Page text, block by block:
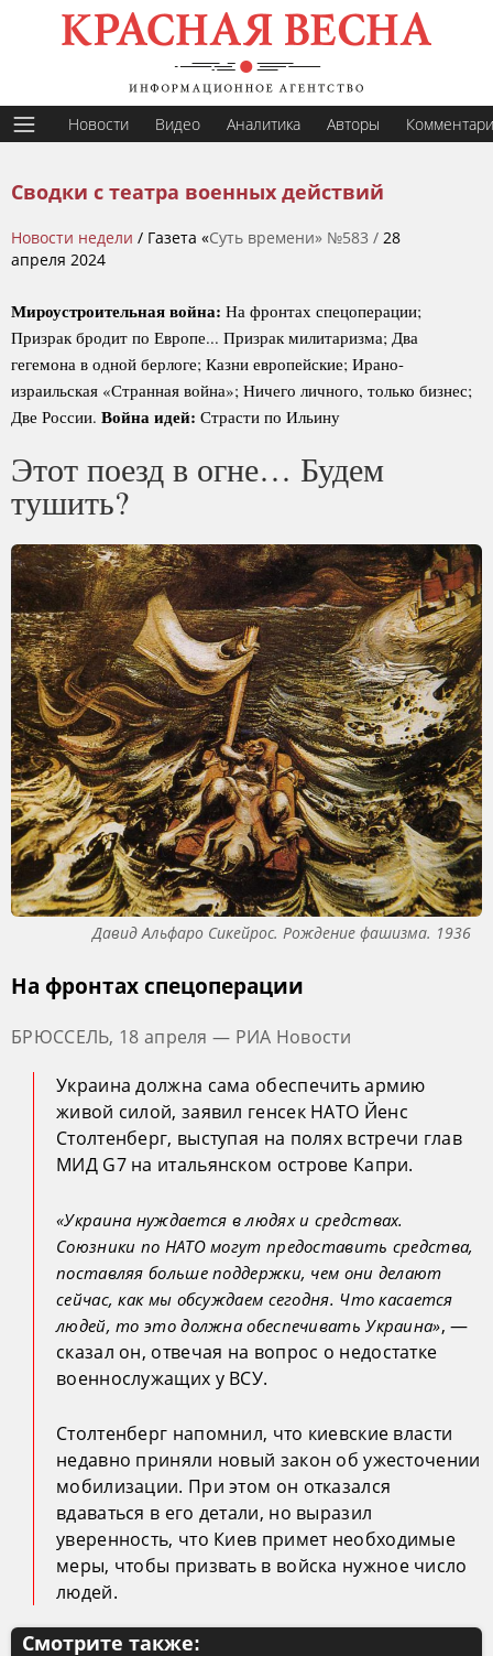
Новости Видео Аналитика Авторы
Сводки с театра военных действий
Новости недели / Газета «Суть времени» №583 / 28
апреля 2024
Мироустроительная война: На фронтах спецоперации;
Призрак бродит по Европе... Призрак милитаризма; Два
гегемона в одной берлоге; Казни европейские; Ирано-
израильская «Странная война»; Ничего личного, только бизнес;
Две России. Война идей: Страсти по Ильину
Этот поезд в огне… Будем
тушить?
Давид Альфаро Сикейрос. Рождение фашизма. 1936
На фронтах спецоперации
БРЮССЕЛЬ, 18 апреля — РИА Новости
Украина должна сама обеспечить армию
живой силой, заявил генсек НАТО Йенс
Столтенберг, выступая на полях встречи глав
МИД G7 на итальянском острове Капри.
«Украина нуждается в людях и средствах.
Союзники по НАТО могут предоставить средства,
поставляя больше поддержки, чем они делают
сейчас, как мы обсуждаем сегодня. Что касается
людей, то это должна обеспечивать Украина», —
сказал он, отвечая на вопрос о недостатке
военнослужащих у ВСУ.
Столтенберг напомнил, что киевские власти
недавно приняли новый закон об ужесточении
мобилизации. При этом он отказался
вдаваться в его детали, но выразил
уверенность, что Киев примет необходимые
меры, чтобы призвать в войска нужное число
людей.
Смотрите также: